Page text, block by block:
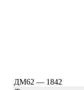
ДМ62 — 1842